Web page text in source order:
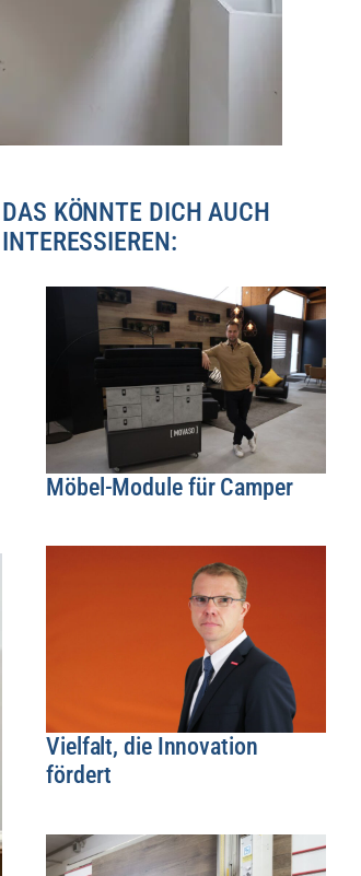
DAS KÖNNTE DICH AUCH
INTERESSIEREN:
Möbel-Module für Camper
Vielfalt, die Innovation
fördert